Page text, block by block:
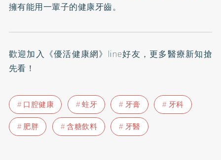
擁有能用一輩子的健康牙齒。
歡迎加入 《優活健康網》line好友 ，更多醫療新知搶
先看！
口腔健康 蛀牙 牙膏
牙科
肥胖
含糖飲料 牙醫